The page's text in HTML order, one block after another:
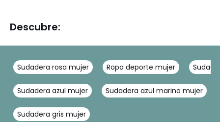
Descubre:
Sudadera rosa mujer Ropa deporte mujer
Sudadera azul mujer Sudadera azul marino mujer
Sudadera gris mujer